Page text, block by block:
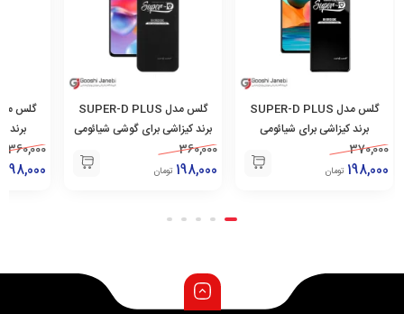
گلس مدل SUPER-D PLUS
برند کیزاشی برای گوشی شیائومی
Redmi Note 11 Pro/11 Pro
Plus/ 11E Pro
360,000
198,000 تومان
گلس مدل SUPER-D PLUS
برند کیزاشی برای شیائومی
Redmi Note 9/9s/9 Pro/9
ProMax
360,000
198,000 تومان
برند
A54
360,000
209,000